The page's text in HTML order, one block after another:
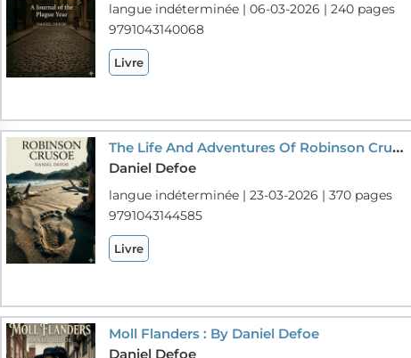
langue indéterminée | 06-03-2026 | 240 pages
9791043140068
Livre
The Life And Adventures Of Robinson Crusoe : By Daniel Defoe
Daniel Defoe
langue indéterminée | 23-03-2026 | 370 pages
9791043144585
Livre
Moll Flanders : By Daniel Defoe
Daniel Defoe